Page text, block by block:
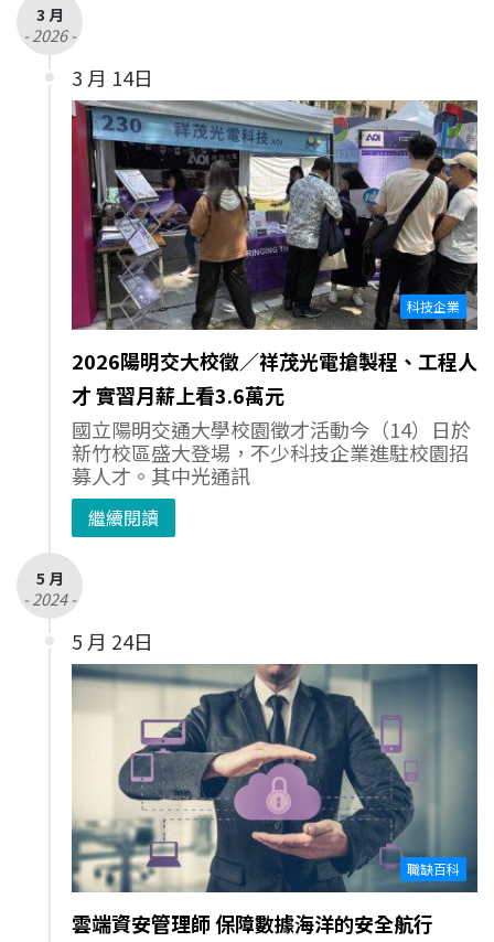
3 月
- 2026 -
3 月 14日
科技企業
2026陽明交大校徵／祥茂光電搶製程、工程人
才 實習月薪上看3.6萬元
國立陽明交通大學校園徵才活動今（14）日於
新竹校區盛大登場，不少科技企業進駐校園招
募人才。其中光通訊
繼續閱讀
5 月
- 2024 -
5 月 24日
職缺百科
雲端資安管理師 保障數據海洋的安全航行